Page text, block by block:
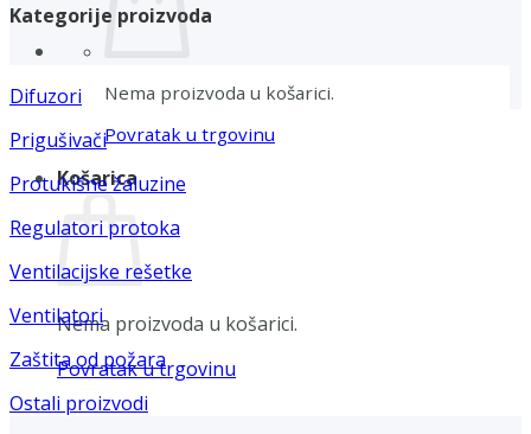
Nema proizvoda u košarici.
Povratak u trgovinu
Košarica
Nema proizvoda u košarici.
Povratak u trgovinu
Kategorije proizvoda
Difuzori
Prigušivači
Protukišne žaluzine
Regulatori protoka
Ventilacijske rešetke
Ventilatori
Zaštita od požara
Ostali proizvodi